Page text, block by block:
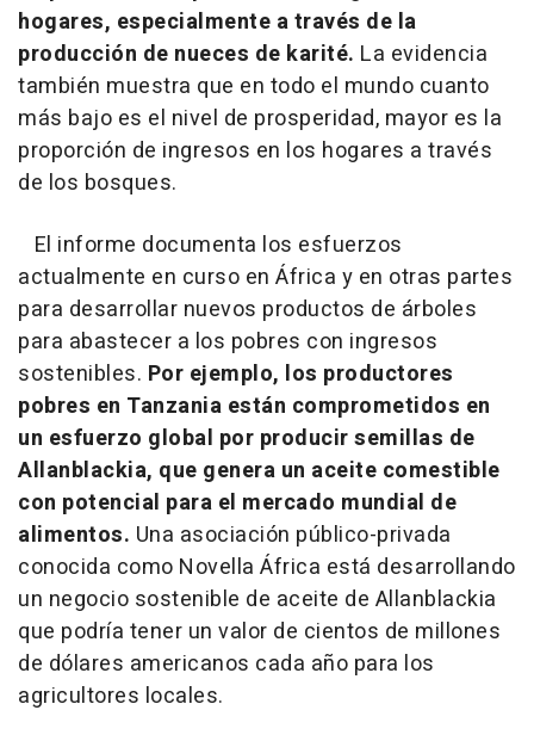
hogares, especialmente a través de la
producción de nueces de karité. La evidencia
también muestra que en todo el mundo cuanto
más bajo es el nivel de prosperidad, mayor es la
proporción de ingresos en los hogares a través
de los bosques.
El informe documenta los esfuerzos
actualmente en curso en África y en otras partes
para desarrollar nuevos productos de árboles
para abastecer a los pobres con ingresos
sostenibles. Por ejemplo, los productores
pobres en Tanzania están comprometidos en
un esfuerzo global por producir semillas de
Allanblackia, que genera un aceite comestible
con potencial para el mercado mundial de
alimentos. Una asociación público-privada
conocida como Novella África está desarrollando
un negocio sostenible de aceite de Allanblackia
que podría tener un valor de cientos de millones
de dólares americanos cada año para los
agricultores locales.